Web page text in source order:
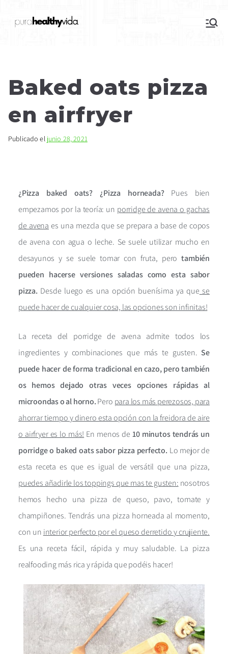
Baked oats pizza
en airfryer
Publicado el junio 28, 2021
¿Pizza baked oats? ¿Pizza horneada?Pues bien
empezamos por la teoría: un porridge de avena o gachas
de avena es una mezcla que se prepara a base de copos
de avena con agua o leche. Se suele utilizar mucho en
desayunos y se suele tomar con fruta, perotambién
pueden hacerse versiones saladas como esta sabor
pizza. Desde luego es una opción buenísima ya que se
puede hacer de cualquier cosa, las opciones son infinitas!
La receta del porridge de avena admite todos los
ingredientes y combinaciones que más te gusten. Se
puede hacer de forma tradicional en cazo, pero también
os hemos dejado otras veces opciones rápidas al
microondas o al horno.Pero para los más perezosos, para
ahorrar tiempo y dinero esta opción con la freidora de aire
o airfryer es lo más! En menos de10 minutos tendrás un
porridge o baked oats sabor pizza perfecto. Lo mejor de
esta receta es que es igual de versátil que una pizza,
puedes añadirle los toppings que mas te gusten: nosotros
hemos hecho una pizza de queso, pavo, tomate y
champiñones. Tendrás una pizza horneada al momento,
con un interior perfecto por el queso derretido y crujiente.
Es una receta fácil, rápida y muy saludable. La pizza
realfooding más rica y rápida que podéis hacer!